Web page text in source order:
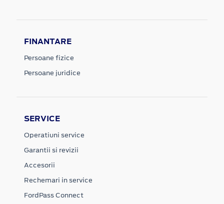
FINANTARE
Persoane fizice
Persoane juridice
SERVICE
Operatiuni service
Garantii si revizii
Accesorii
Rechemari in service
FordPass Connect